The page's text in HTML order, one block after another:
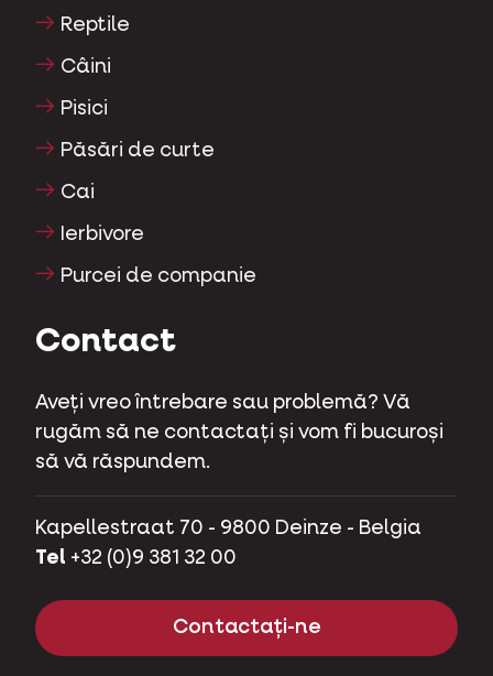
Reptile
Câini
Pisici
Păsări de curte
Cai
Ierbivore
Purcei de companie
Contact
Aveți vreo întrebare sau problemă? Vă
rugăm să ne contactați și vom fi bucuroși
să vă răspundem.
Kapellestraat 70 - 9800 Deinze - Belgia
Tel +32 (0)9 381 32 00
Contactați-ne